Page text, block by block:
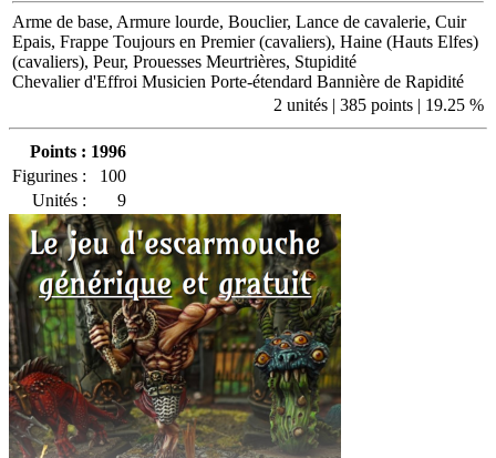
Arme de base, Armure lourde, Bouclier, Lance de cavalerie, Cuir
Epais, Frappe Toujours en Premier (cavaliers), Haine (Hauts Elfes)
(cavaliers), Peur, Prouesses Meurtrières, Stupidité
Chevalier d'Effroi Musicien Porte-étendard Bannière de Rapidité
2 unités | 385 points | 19.25 %
Points : 1996
Figurines :
100
Unités :
9